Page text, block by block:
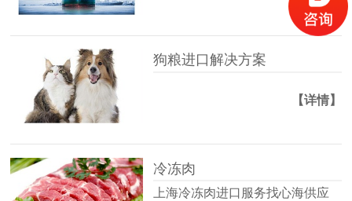
狗粮进口解决方案
【详情】
冷冻肉
上海冷冻肉进口服务找心海供应